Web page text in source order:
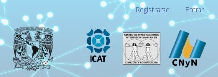
principal
Contenido
principal
Barra
lateral
Registrarse Entrar